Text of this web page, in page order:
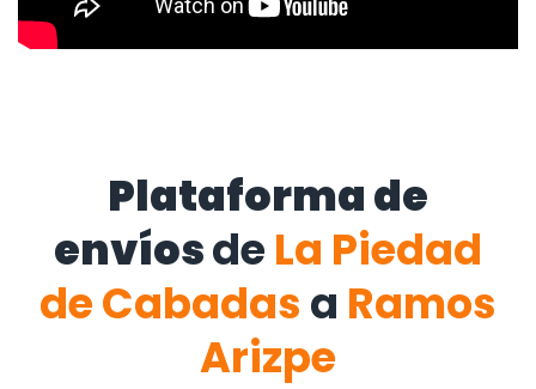
Plataforma de
envíosde La Piedad
de Cabadas a Ramos
Arizpe